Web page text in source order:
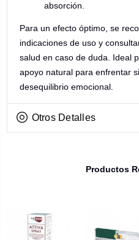
absorción.
Para un efecto óptimo, se
indicaciones de uso y
salud en caso de duda. Ideal
apoyo natural para enfrentar
desequilibrio emocional.
Otros Detalles
Productos